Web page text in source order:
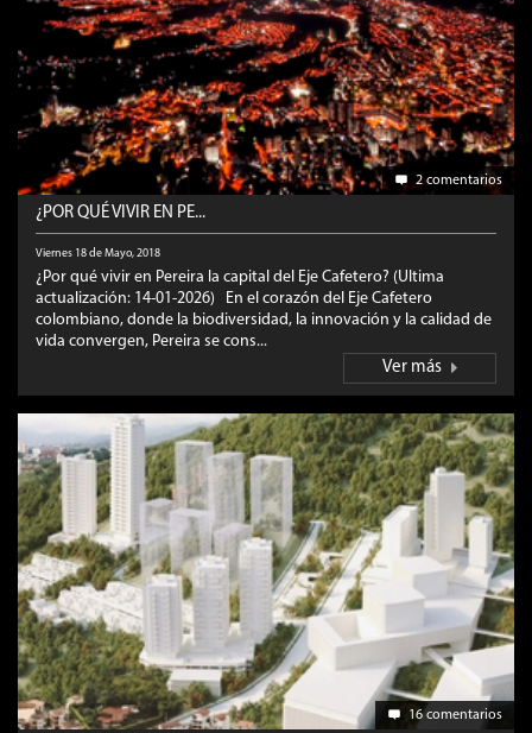
2 comentarios
¿POR QUÉ VIVIR EN PE...
Viernes 18 de Mayo, 2018
¿Por qué vivir en Pereira la capital del Eje Cafetero? (Ultima
actualización: 14-01-2026) En el corazón del Eje Cafetero
colombiano, donde la biodiversidad, la innovación y la calidad de
vida convergen, Pereira se cons...
Ver más
16 comentarios